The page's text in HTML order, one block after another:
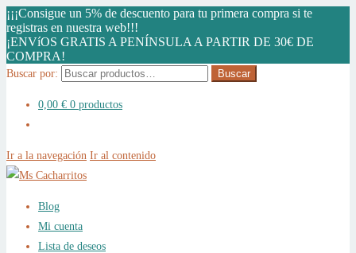
¡¡¡Consigue un 5% de descuento para tu primera compra si te
registras en nuestra web!!!
¡ENVíOS GRATIS A PENÍNSULA A PARTIR DE 30€ DE
COMPRA!
Buscar por: Buscar
0,00 € 0 productos
Ir a la navegación Ir al contenido
Blog
Mi cuenta
Lista de deseos